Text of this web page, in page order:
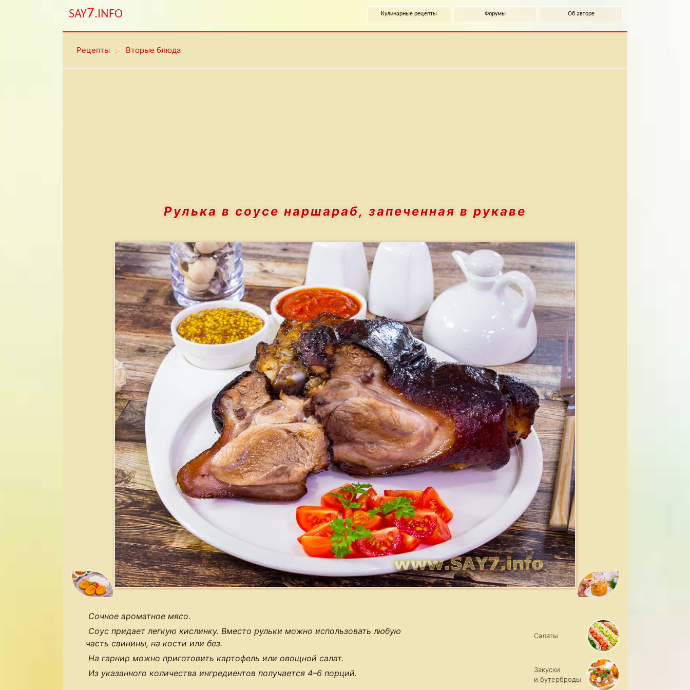
SAY7.INFO Кулинарные рецепты Форумы Об авторе
Рецепты Вторые блюда
Рулькав соусе наршараб, запеченная в рукаве
Сочное ароматное мясо.
Соус придает легкую кислинку. Вместо рульки можно использовать любую
часть свинины, на кости или без.
На гарнир можно приготовить картофель или овощной салат.
Из указанного количества ингредиентов получается 4–6 порций.
Салаты
Закуски
и бутерброды